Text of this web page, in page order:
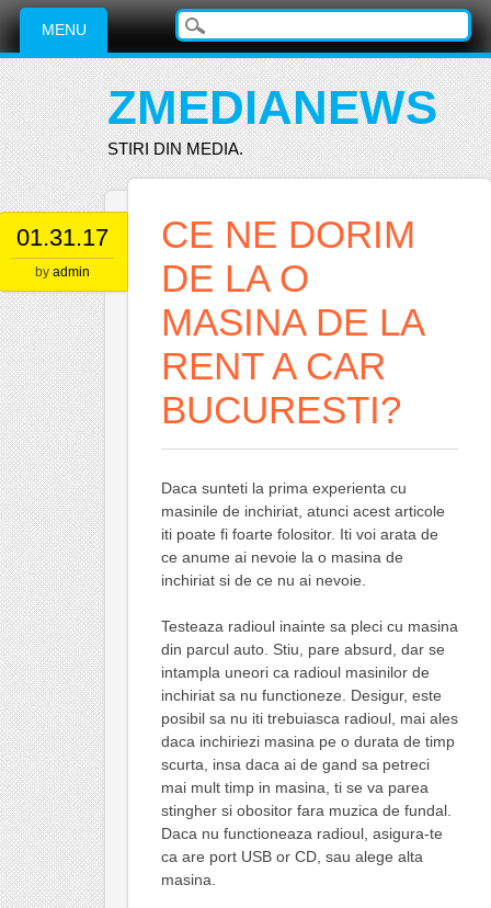
Main menu
Skip
content
MENU
ZMEDIANEWS
STIRI DIN MEDIA.
01.31.17
by admin
CE NE DORIM
DE LA O
MASINA DE LA
RENT A CAR
BUCURESTI?
Daca sunteti la prima experienta cu
masinile de inchiriat, atunci acest articole
iti poate fi foarte folositor. Iti voi arata de
ce anume ai nevoie la o masina de
inchiriat si de ce nu ai nevoie.
Testeaza radioul inainte sa pleci cu masina
din parcul auto. Stiu, pare absurd, dar se
intampla uneori ca radioul masinilor de
inchiriat sa nu functioneze. Desigur, este
posibil sa nu iti trebuiasca radioul, mai ales
daca inchiriezi masina pe o durata de timp
scurta, insa daca ai de gand sa petreci
mai mult timp in masina, ti se va parea
stingher si obositor fara muzica de fundal.
Daca nu functioneaza radioul, asigura-te
ca are port USB or CD, sau alege alta
masina.